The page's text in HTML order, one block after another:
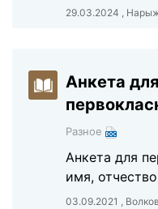
29.03.2024 ,
Анкета
Разное
Анкета для
имя,
03.09.2021 ,